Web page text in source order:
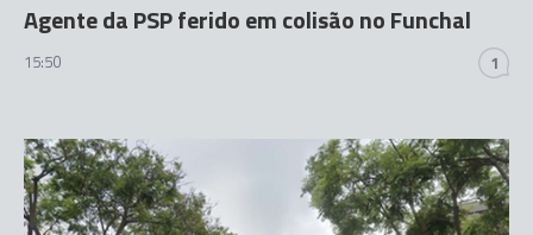
Agente da PSP ferido em colisão no Funchal
15:50 1